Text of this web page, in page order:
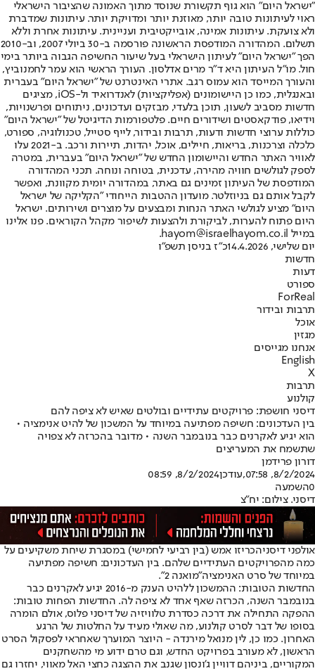
"ישראל היום" הוא גוף תקשורת שנוסד מתוך האמונה שהציבור הישראלי
ראוי לעיתונות טובה יותר, מאוזנת יותר ומדויקת יותר. עיתונות שמדברת
ולא צועקת. עיתונות אמינה, אובייקטיבית ועניינית. עיתונות אחרת וללא
תשלום. המהדורה המודפסת הראשונה פורסמה ב-30 ביולי 2007, וב-2010
הפך "ישראל היום" לעיתון הישראלי בעל שיעור החשיפה הגבוה ביותר בימי
חול. מו"ל העיתון היא ד"ר מרים אדלסון. העורך הראשי הוא עמר לחמנוביץ,
והעורך המייסד הוא עמוס רגב. אתרי האינטרנט של "ישראל היום" בעברית
ובאנגלית, כמו כן היישומונים (אפליקציות) לאנדרואיד ול-iOS, מציגים
חדשות מסביב לשעון, תוכן בלעדי, מבזקים ועדכונים, ניתוחים ופרשנויות,
וידיאו, פודקאסטים ושידורים חיים. פלטפורמות הדיגיטל של "ישראל היום"
כוללות ערוצי חדשות ודעות, תרבות ובידור, לייף סטייל, טכנולוגיה, ספורט,
כלכלה וצרכנות, בריאות, חיילים, אוכל, יהדות, תיירות ורכב. ב-2021 עלו
לאוויר האתר החדש והיישומון החדש של "ישראל היום" בעברית, במטרה
לספק לגולשים חוויה מהירה, עדכנית, בטוחה ונוחה. תכני המהדורה
המודפסת של העיתון זמינים גם באתר, במהדורה יומית מקוונת, ואפשר
לקבל אותם גם בניוזלטר. מועדון ההטבות הייחודי "הקליקה של ישראל
היום" מציע לגולשי האתר הנחות ומבצעים על מוצרים ושירותים. ישראל
היום פתוח להערות, לביקורת ולהצעות לשיפור מקהל הקוראים. פנו אלינו
במייל hayom@israelhayom.co.il.
יום שלישי, 14.4.2026
כ"ז בניסן תשפ"ו
חדשות
דעות
ספורט
ForReal
תרבות ובידור
אוכל
מגזין
אנחנו מגייסים
English
X
תרבות
קולנוע
דיסני חושפת: פרויקטים עתידיים ובולטים שאיש לא ציפה להם
בין העדכונים: חשיפה מפתיעה במיוחד על המשכון של להיט אנימציה •
הוא יגיע לאקרנים כבר בנובמבר השנה • מדובר בהכרזה לא צפויה
שתשמח את המעריצים
דורון פרידמן
8/2/2024, 07:58
,עודכן8/2/2024, 08:59
0השמעה
דיסני. צילום: יח"צ
אולפני דיסניהכריזו אמש (בין רביעי לחמישי) במסגרת שיחת משקיעים על
כמה מהפרויקטים העתידיים שלהם. בין העדכונים: חשיפה מפתיעה
במיוחד של סרט האנימציה"מואנה 2"
.
החדשות הטובות: ההמשכון ללהיט הענק מ-2016 יגיע לאקרנים כבר
בנובמבר השנה, הכרזה שאף אחד לא ציפה לה. החדשות הפחות טובות:
ההפקה התחילה את דרכה כסדרת טלוויזיה של דיסני פלוס, אולם הומרה
בסופו של דבר לסרט קולנוע, מה שאולי מעיד על החלטות של הרגע
האחרון. כמו כן, לין מנואל מירנדה - היוצר המוערך שאחראי לפסקול הסרט
הראשון, לא מעורב בפרויקט החדש, וגם טרם ידוע מי מהשחקנים
המקוריים, ביניהם דוויין ג'ונסון שגנב את ההצגה כחצי האל מאווי, יחזרו גם